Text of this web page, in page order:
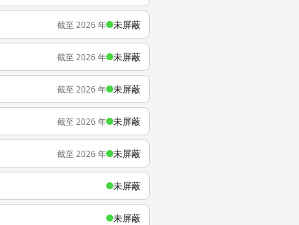
截至 2026 年 未屏蔽
截至 2026 年 未屏蔽
截至 2026 年 未屏蔽
截至 2026 年 未屏蔽
截至 2026 年 未屏蔽
未屏蔽
未屏蔽